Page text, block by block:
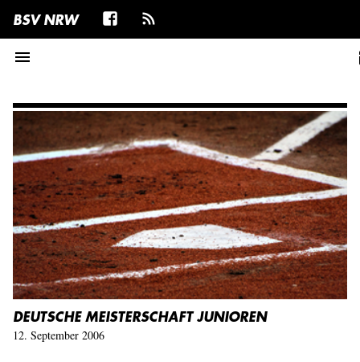
BSV NRW
menu
DEUTSCHE MEISTERSCHAFT JUNIOREN
12. September 2006